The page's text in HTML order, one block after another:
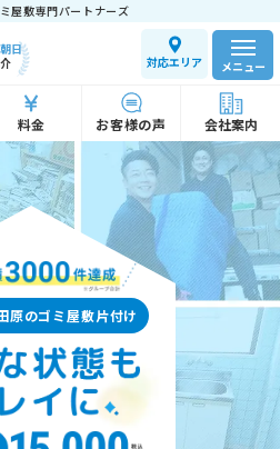
屋敷専門パートナーズ
日
対応エリア
料金 お客様の声 会社案内
メニュー
原のゴミ屋敷片付け